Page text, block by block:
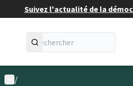
Suivez l'actualité de la
Menu utilisateur
/